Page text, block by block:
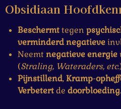
Obsidiaan
Beschermttegen
verminderd negatieve
Neemt negatieve energie
(Straling, Wateraders, etc
Pijnstillend,Kramp-
Verbetertde doorbloeding.